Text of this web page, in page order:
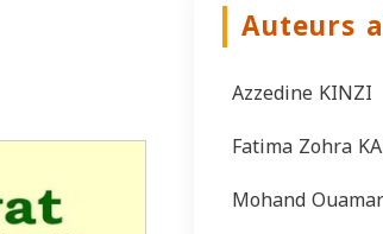
Auteurs
Azzedine KINZI
Fatima Zohra
Mohand